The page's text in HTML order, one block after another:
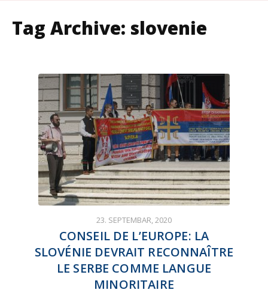
Tag Archive: slovenie
23. SEPTEMBAR, 2020
CONSEIL DE L’EUROPE: LA
SLOVÉNIE DEVRAIT RECONNAÎTRE
LE SERBE COMME LANGUE
MINORITAIRE